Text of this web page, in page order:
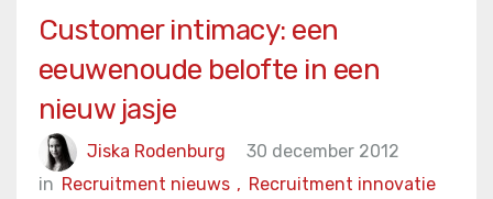
Customer intimacy: een
eeuwenoude belofte in een
nieuw jasje
Jiska Rodenburg
30 december 2012
in
Recruitment innovatie
Recruitment nieuws ,